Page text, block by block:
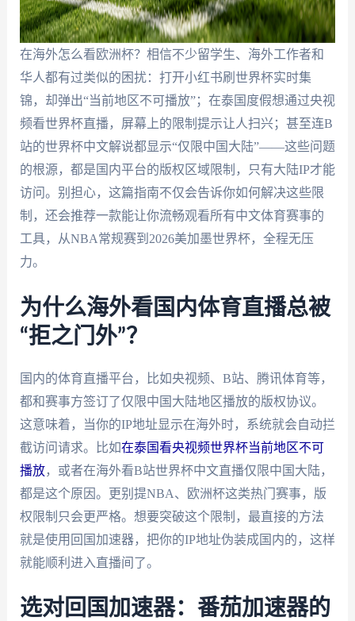
在海外怎么看欧洲杯？相信不少留学生、海外工作者和
华人都有过类似的困扰：打开小红书刷世界杯实时集
锦，却弹出“当前地区不可播放”；在泰国度假想通过央视
频看世界杯直播，屏幕上的限制提示让人扫兴；甚至连B
站的世界杯中文解说都显示“仅限中国大陆”——这些问题
的根源，都是国内平台的版权区域限制，只有大陆IP才能
访问。别担心，这篇指南不仅会告诉你如何解决这些限
制，还会推荐一款能让你流畅观看所有中文体育赛事的
工具，从NBA常规赛到2026美加墨世界杯，全程无压
力。
为什么海外看国内体育直播总被
“拒之门外”？
国内的体育直播平台，比如央视频、B站、腾讯体育等，
都和赛事方签订了仅限中国大陆地区播放的版权协议。
这意味着，当你的IP地址显示在海外时，系统就会自动拦
截访问请求。比如在泰国看央视频世界杯当前地区不可
播放，或者在海外看B站世界杯中文直播仅限中国大陆，
都是这个原因。更别提NBA、欧洲杯这类热门赛事，版
权限制只会更严格。想要突破这个限制，最直接的方法
就是使用回国加速器，把你的IP地址伪装成国内的，这样
就能顺利进入直播间了。
选对回国加速器：番茄加速器的